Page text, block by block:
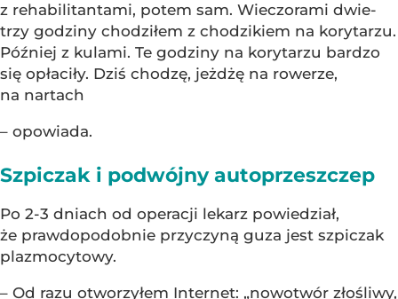
z rehabilitantami, potem sam. Wieczorami dwie-
trzy godziny chodziłem z chodzikiem na korytarzu.
Później z kulami. Te godziny na korytarzu bardzo
się opłaciły. Dziś chodzę, jeżdżę na rowerze,
na nartach
– opowiada.
Szpiczak i podwójny autoprzeszczep
Po 2-3 dniach od operacji lekarz powiedział,
że prawdopodobnie przyczyną guza jest szpiczak
plazmocytowy.
– Od razu otworzyłem Internet: „nowotwór złośliwy,